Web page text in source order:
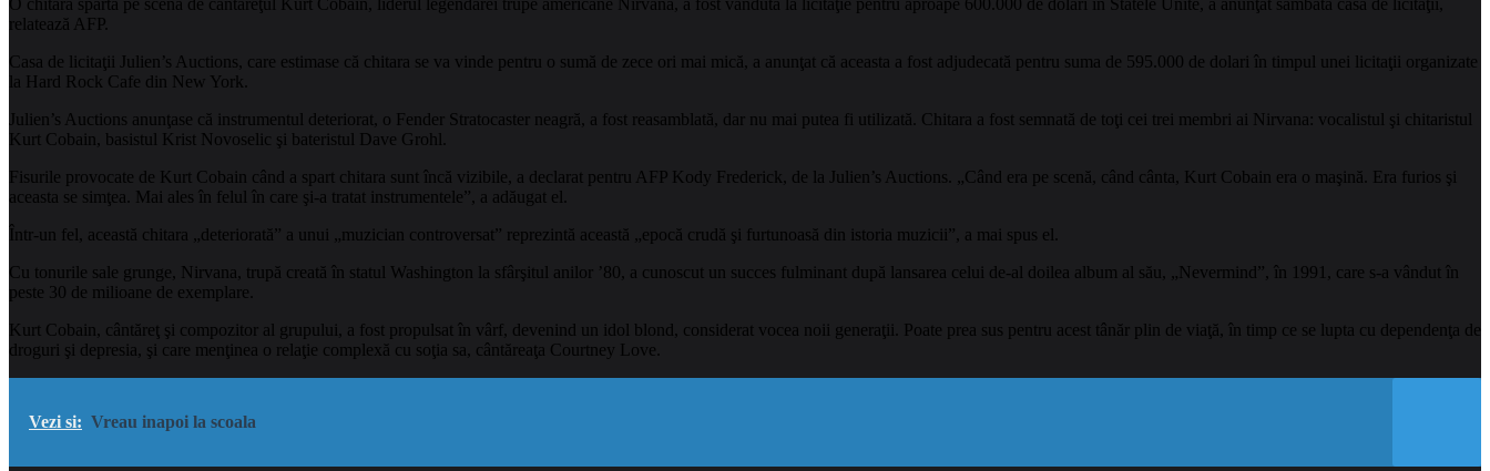
relatează AFP.
Casa de licitaţii Julien’s Auctions, care estimase că chitara se va vinde pentru o sumă de zece ori mai mică, a anunţat că aceasta a fost adjudecată pentru suma de 595.000 de dolari în timpul unei licitaţii organizate
la Hard Rock Cafe din New York.
Julien’s Auctions anunţase că instrumentul deteriorat, o Fender Stratocaster neagră, a fost reasamblată, dar nu mai putea fi utilizată. Chitara a fost semnată de toţi cei trei membri ai Nirvana: vocalistul şi chitaristul
Kurt Cobain, basistul Krist Novoselic şi bateristul Dave Grohl.
Fisurile provocate de Kurt Cobain când a spart chitara sunt încă vizibile, a declarat pentru AFP Kody Frederick, de la Julien’s Auctions. „Când era pe scenă, când cânta, Kurt Cobain era o maşină. Era furios şi
aceasta se simţea. Mai ales în felul în care şi-a tratat instrumentele”, a adăugat el.
Într-un fel, această chitara „deteriorată” a unui „muzician controversat” reprezintă această „epocă crudă şi furtunoasă din istoria muzicii”, a mai spus el.
Cu tonurile sale grunge, Nirvana, trupă creată în statul Washington la sfârşitul anilor ’80, a cunoscut un succes fulminant după lansarea celui de-al doilea album al său, „Nevermind”, în 1991, care s-a vândut în
peste 30 de milioane de exemplare.
Kurt Cobain, cântăreţ şi compozitor al grupului, a fost propulsat în vârf, devenind un idol blond, considerat vocea noii generaţii. Poate prea sus pentru acest tânăr plin de viaţă, în timp ce se lupta cu dependenţa de
droguri şi depresia, şi care menţinea o relaţie complexă cu soţia sa, cântăreaţa Courtney Love.
Vezi si: Vreau inapoi la scoala